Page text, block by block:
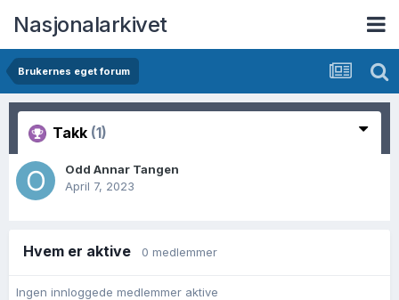
Nasjonalarkivet
Brukernes eget forum
Takk (1)
Odd Annar Tangen
April 7, 2023
Hvem er aktive 0 medlemmer
Ingen innloggede medlemmer aktive